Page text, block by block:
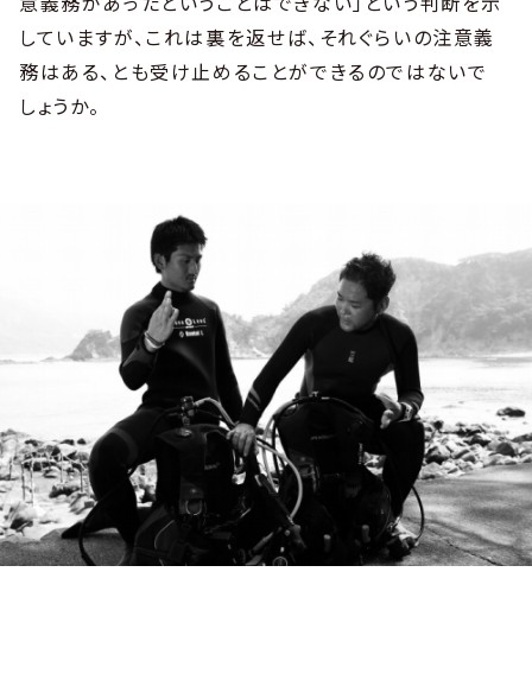
していますが、これは裏を返せば、それぐらいの注意義
務はある、とも受け止めることができるのではないで
しょうか。